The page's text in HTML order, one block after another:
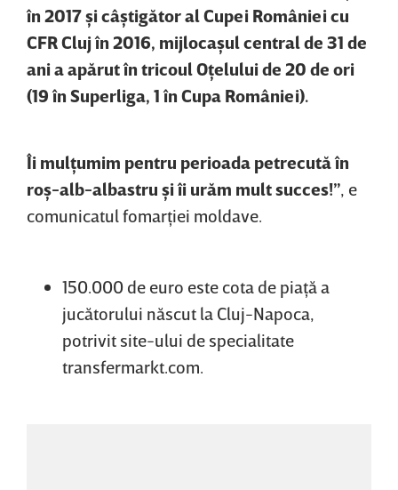
în 2017 şi câştigător al Cupei României cu
CFR Cluj în 2016, mijlocaşul central de 31 de
ani a apărut în tricoul Oţelului de 20 de ori
(19 în Superliga, 1 în Cupa României).
Îi mulţumim pentru perioada petrecută în
roş-alb-albastru şi îi urăm mult succes!” , e
comunicatul fomarţiei moldave.
150.000 de euro este cota de piaţă a
jucătorului născut la Cluj-Napoca,
potrivit site-ului de specialitate
transfermarkt.com.